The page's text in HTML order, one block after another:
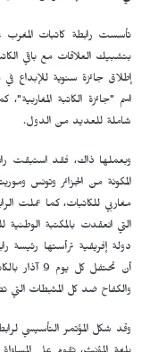
بتشبيك العلاقات مع باقي
إطلاق جائزة سنوية للإبداع
اسم "جائزة الكاتبة
شاملة للعديد من الدول.
وبعملها ذاك، فقد استبقت
المكونة من الجزائر وتونس
مغاربي للكاتبات، كما عملت
دولة إفريقية ترأستها رئيسة
أن تحتفل كل
والكفاح ضد كل المثبطات التي
وقد شكل المؤتمر التأسيسي